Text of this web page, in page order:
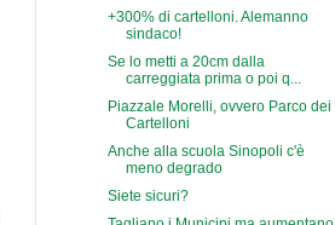
+300% di cartelloni. Alemanno
sindaco!
Se lo metti a 20cm dalla
carreggiata prima o poi q...
Piazzale Morelli, ovvero Parco dei
Cartelloni
Anche alla scuola Sinopoli c'è
meno degrado
Siete sicuri?